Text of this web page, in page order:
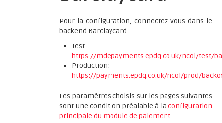
Pour la configuration, connectez-vous dans le
backend Barclaycard :
Test:
https://mdepayments.epdq.co.uk/ncol/test/
Production:
https://payments.epdq.co.uk/ncol/prod/
Les paramètres choisis sur les pages suivantes
sont une condition préalable à la configuration
principale du module de paiement.